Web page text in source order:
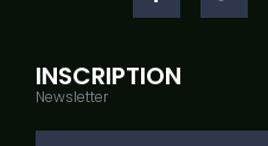
INSCRIPTION
Newsletter